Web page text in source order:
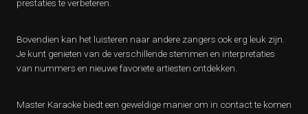
prestaties te verbeteren.
Bovendien kan het luisteren naar andere zangers ook erg leuk zijn.
Je kunt genieten van de verschillende stemmen en interpretaties
van nummers en nieuwe favoriete artiesten ontdekken.
Master Karaoke biedt een geweldige manier om in contact te komen